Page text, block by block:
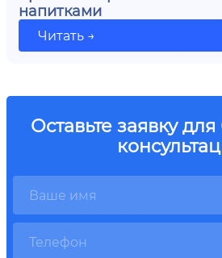
напитками
Читать →
Оставьте заявку